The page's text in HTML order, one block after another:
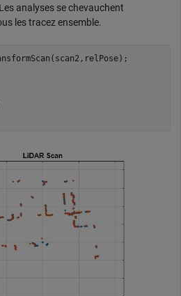
analyses se chevauchent
les tracez ensemble.